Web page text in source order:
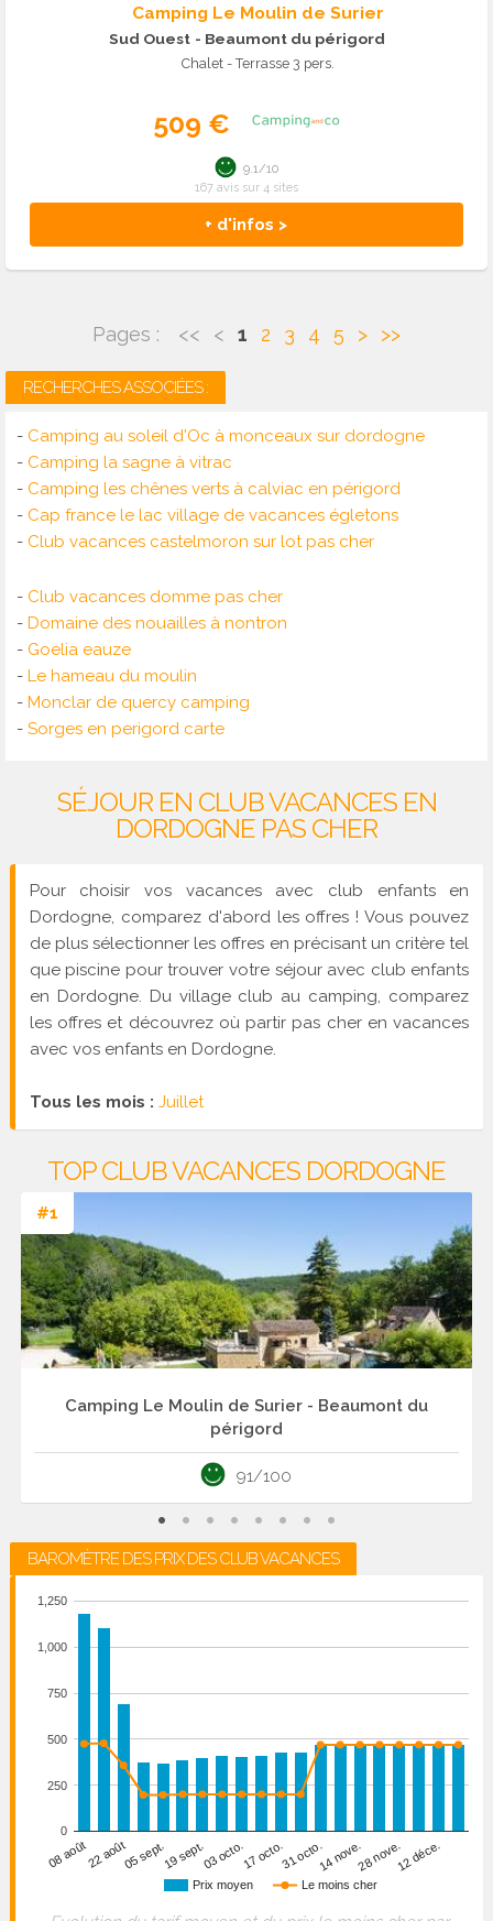
Camping Le Moulin de Surier
Sud Ouest - Beaumont du périgord
Chalet - Terrasse 3 pers.
509 €
+ d'infos >
9.1/10
167 avis sur 4 sites
Pages : << < 1 2 3 4 5 > >>
RECHERCHES ASSOCIÉES :
- Camping au soleil d'Oc à monceaux sur dordogne
- Camping la sagne à vitrac
- Camping les chênes verts à calviac en périgord
- Cap france le lac village de vacances égletons
- Club vacances castelmoron sur lot pas cher
- Club vacances domme pas cher
- Domaine des nouailles à nontron
- Goelia eauze
- Le hameau du moulin
- Monclar de quercy camping
- Sorges en perigord carte
SÉJOUR EN CLUB VACANCES EN
DORDOGNE PAS CHER
Pour choisir vos vacances avec club enfants en
Dordogne, comparez d'abord les offres ! Vous pouvez
de plus sélectionner les offres en précisant un critère tel
que piscine pour trouver votre séjour avec club enfants
en Dordogne. Du village club au camping, comparez
les offres et découvrez où partir pas cher en vacances
avec vos enfants en Dordogne.
Tous les mois : Juillet
TOP CLUB VACANCES DORDOGNE
#1
Camping Le Moulin de Surier - Beaumont du
périgord
91/100
BAROMÈTRE DES PRIX DES CLUB VACANCES
Prix moyen Le moins cher
08 août22 août05 sept.19 sept.03 octo.17 octo.31 octo.14 nove.28 nove.12 déce.
0
250
500
750
1,000
1,250